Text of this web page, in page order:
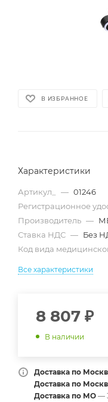
В ИЗБРАННОЕ
Характеристики
Артикул_ — 01246
Регистрационное
Производитель —
Ставка НДС — Без
Код вида
Все характеристики
8 807 ₽
В наличии
Доставка по
Доставка по
Доставка по МО —